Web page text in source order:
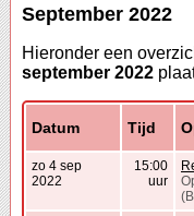
September 2022
Hieronder een
september 2022
Datum Tijd
zo 4 sep
2022
15:00
uur